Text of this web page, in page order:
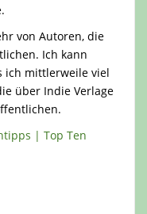
von Autoren, die
Ich kann
ich mittlerweile viel
über Indie Verlage
| Top Ten